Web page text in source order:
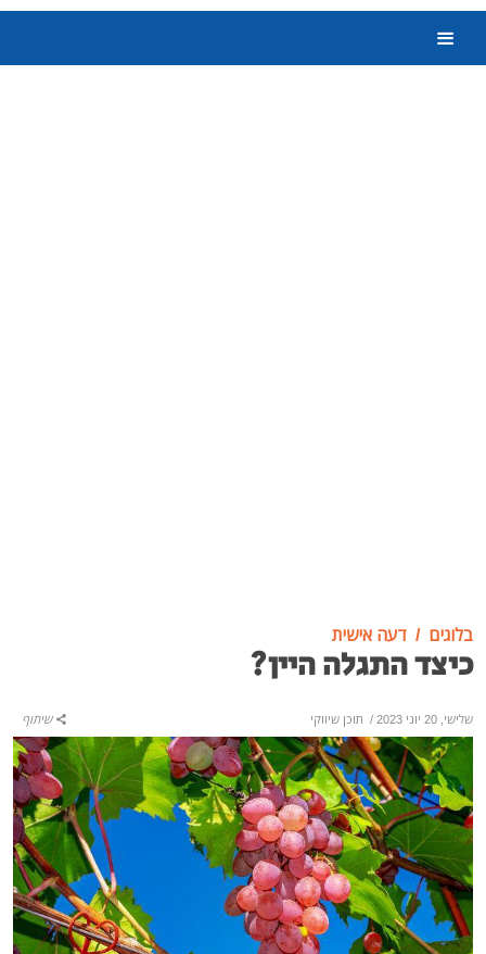
בלוגים דעה אישית
כיצד התגלה היין?
שלישי, 20 יוני 2023 / תוכן שיווקי שיתוף